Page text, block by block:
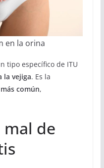
en la orina
tipo específico de ITU
la vejiga. Es la
común,
de